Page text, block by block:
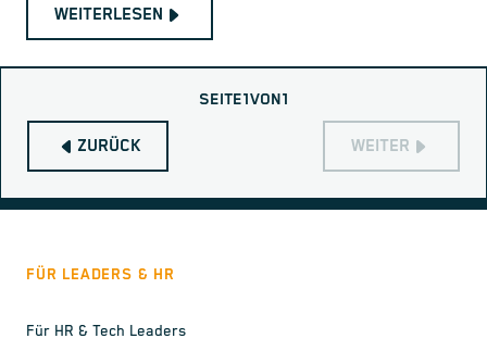
WEITERLESEN
ZURÜCK
SEITE1VON1
WEITER
FÜR LEADERS & HR
Für HR & Tech Leaders